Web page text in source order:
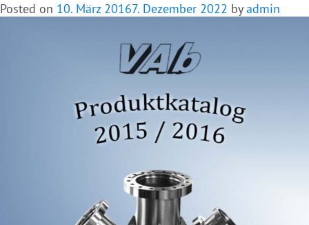
Posted on 10. März 20167. Dezember 2022 byadmin